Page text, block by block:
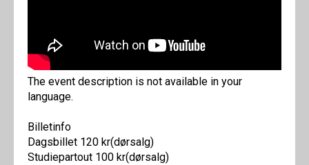
The event description is not available in your
language.
Billetinfo
Dagsbillet 120 kr(dørsalg)
Studiepartout 100 kr(dørsalg)